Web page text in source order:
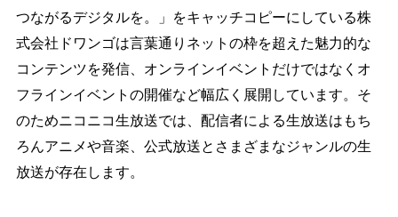
つながるデジタルを。」をキャッチコピーにしている株
式会社ドワンゴは言葉通りネットの枠を超えた魅力的な
コンテンツを発信、オンラインイベントだけではなくオ
フラインイベントの開催など幅広く展開しています。そ
のためニコニコ生放送では、配信者による生放送はもち
ろんアニメや音楽、公式放送とさまざまなジャンルの生
放送が存在します。